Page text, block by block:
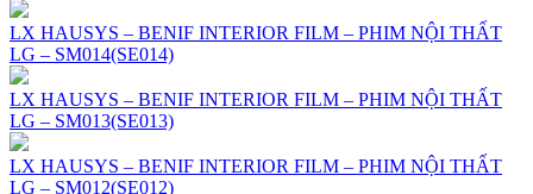
LX HAUSYS – BENIF INTERIOR FILM – PHIM NỘI THẤT
LG – SM014(SE014)
LX HAUSYS – BENIF INTERIOR FILM – PHIM NỘI THẤT
LG – SM013(SE013)
LX HAUSYS – BENIF INTERIOR FILM – PHIM NỘI THẤT
LG – SM012(SE012)